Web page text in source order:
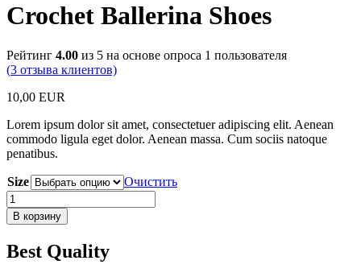
Crochet Ballerina Shoes
Рейтинг 4.00 из 5 на основе опроса 1 пользователя
(3 отзыва клиентов)
10,00 EUR
Lorem ipsum dolor sit amet, consectetuer adipiscing elit. Aenean
commodo ligula eget dolor. Aenean massa. Cum sociis natoque
penatibus.
Size
Очистить
Количество
товара
Crochet
Shoes
В корзину
Best Quality